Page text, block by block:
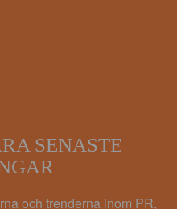
SENASTE
och trenderna inom PR,